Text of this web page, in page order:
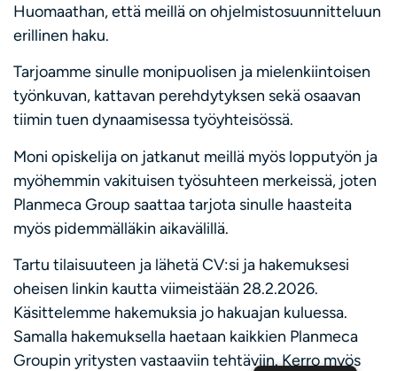
Huomaathan, että meillä on ohjelmistosuunnitteluun
erillinen haku.
Tarjoamme sinulle monipuolisen ja mielenkiintoisen
työnkuvan, kattavan perehdytyksen sekä osaavan
tiimin tuen dynaamisessa työyhteisössä.
Moni opiskelija on jatkanut meillä myös lopputyön ja
myöhemmin vakituisen työsuhteen merkeissä, joten
Planmeca Group saattaa tarjota sinulle haasteita
myös pidemmälläkin aikavälillä.
Tartu tilaisuuteen ja lähetä CV:si ja hakemuksesi
oheisen linkin kautta viimeistään 28.2.2026.
Käsittelemme hakemuksia jo hakuajan kuluessa.
Samalla hakemuksella haetaan kaikkien Planmeca
Groupin yritysten vastaaviin tehtäviin. Kerro myös